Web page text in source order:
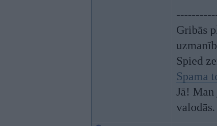
Gribās
Spied
Spama
Jā!
valodās.